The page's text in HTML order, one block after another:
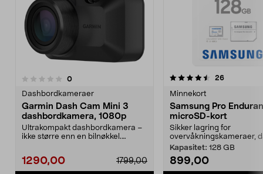
0anmeldelser
Dashbordkameraer
Garmin Dash Cam Mini 3
dashbordkamera, 1080p
Ultrakompakt dashbordkamera –
ikke større enn en bilnøkkel.
1290,00 1799,00
4.5 av 5 stjerner 26
Minnekort
Samsung Pro
microSD-kort
Sikker lagring for
overvåkningskameraer,
Kapasitet: 128 GB
899,00
4.5 av 5 stjerner